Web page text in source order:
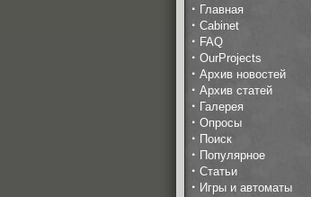
· Главная
· Cabinet
· FAQ
· OurProjects
· Архив новостей
· Архив статей
· Галерея
· Опросы
· Поиск
· Популярное
· Статьи
· Игры и автоматы